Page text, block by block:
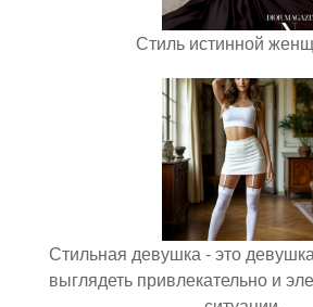
Стиль истинной
Стильная девушка - это
выглядеть привлекательно и